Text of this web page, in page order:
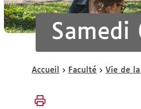
Vous
ici :
Accueil Faculté Vie de